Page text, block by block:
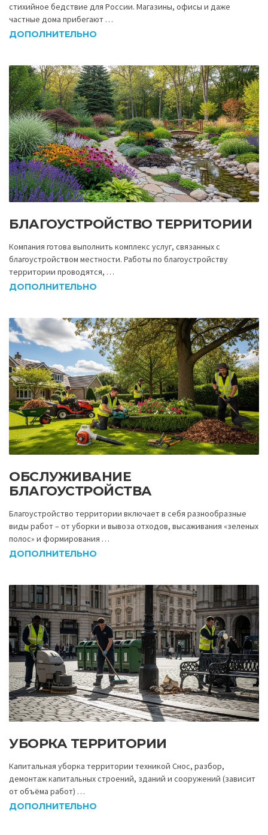
стихийное бедствие для России. Магазины, офисы и даже
частные дома прибегают …
ДОПОЛНИТЕЛЬНО
БЛАГОУСТРОЙСТВО ТЕРРИТОРИИ
Компания готова выполнить комплекс услуг, связанных с
благоустройством местности. Работы по благоустройству
территории проводятся, …
ДОПОЛНИТЕЛЬНО
ОБСЛУЖИВАНИЕ
БЛАГОУСТРОЙСТВА
Благоустройство территории включает в себя разнообразные
виды работ – от уборки и вывоза отходов, высаживания «зеленых
полос» и формирования …
ДОПОЛНИТЕЛЬНО
УБОРКА ТЕРРИТОРИИ
Капитальная уборка территории техникой Снос, разбор,
демонтаж капитальных строений, зданий и сооружений (зависит
от объёма работ) …
ДОПОЛНИТЕЛЬНО